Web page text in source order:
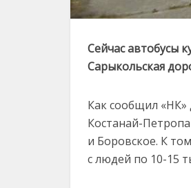
Сейчас автобусы
Сарыкольская
Как сообщил «НК»
Костанай-
и Боровское. К
с людей по 10-15